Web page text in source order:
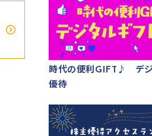
時代の便利GIFT♪ デジ
優待